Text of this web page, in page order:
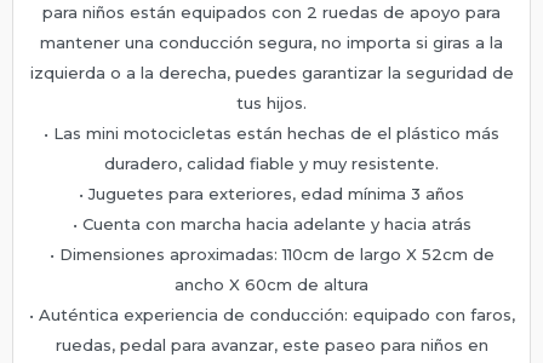
para niños están equipados con 2 ruedas de apoyo para
mantener una conducción segura, no importa si giras a la
izquierda o a la derecha, puedes garantizar la seguridad de
tus hijos.
• Las mini motocicletas están hechas de el plástico más
duradero, calidad fiable y muy resistente.
• Juguetes para exteriores, edad mínima 3 años
• Cuenta con marcha hacia adelante y hacia atrás
• Dimensiones aproximadas: 110cm de largo X 52cm de
ancho X 60cm de altura
• Auténtica experiencia de conducción: equipado con faros,
ruedas, pedal para avanzar, este paseo para niños en